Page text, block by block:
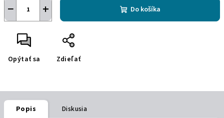
+
− Do košíka
Opýtať sa Zdieľať
Popis Diskusia